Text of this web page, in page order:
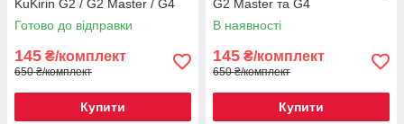
KuKirin G2 / G2 Master / G4
Готово до відправки
145 ₴/комплект
650 ₴/комплект
Купити
G2 Master та G4
В наявності
145 ₴/комплект
650 ₴/комплект
Купити